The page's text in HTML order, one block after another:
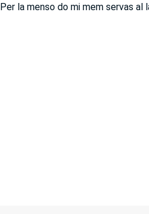
Per la menso do mi mem servas al